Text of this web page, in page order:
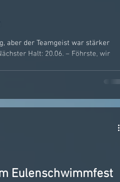
aber der Teamgeist war stärker
Halt: 20.06. – Föhrste, wir
Eulenschwimmfest